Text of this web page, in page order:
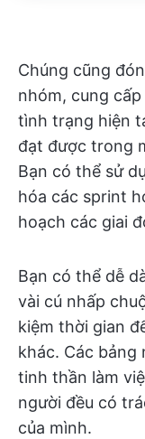
Chúng cũng
nhóm, cung
tình trạng hiện
đạt được trong
Bạn có thể sử
hóa các sprint
hoạch các giai
Bạn có thể dễ
vài cú nhấp
kiệm thời gian
khác. Các bảng
tinh thần làm
người đều có
của mình.